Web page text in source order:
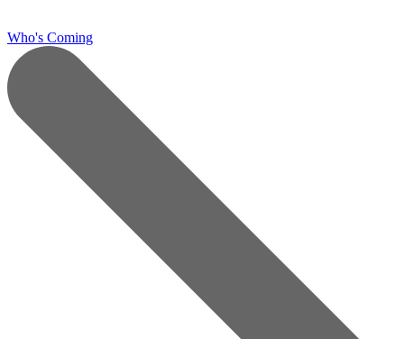
Who's Coming